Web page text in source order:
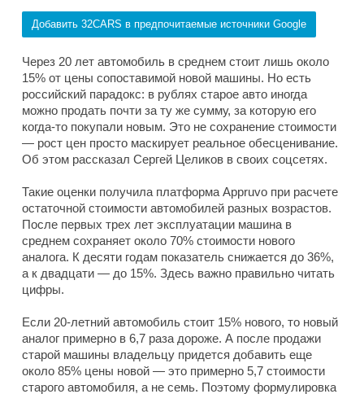
Добавить 32CARS в предпочитаемые источники Google
Через 20 лет автомобиль в среднем стоит лишь около
15% от цены сопоставимой новой машины. Но есть
российский парадокс: в рублях старое авто иногда
можно продать почти за ту же сумму, за которую его
когда-то покупали новым. Это не сохранение стоимости
— рост цен просто маскирует реальное обесценивание.
Об этом рассказал Сергей Целиков в своих соцсетях.
Такие оценки получила платформа Appruvo при расчете
остаточной стоимости автомобилей разных возрастов.
После первых трех лет эксплуатации машина в
среднем сохраняет около 70% стоимости нового
аналога. К десяти годам показатель снижается до 36%,
а к двадцати — до 15%. Здесь важно правильно читать
цифры.
Если 20-летний автомобиль стоит 15% нового, то новый
аналог примерно в 6,7 раза дороже. А после продажи
старой машины владельцу придется добавить еще
около 85% цены новой — это примерно 5,7 стоимости
старого автомобиля, а не семь. Поэтому формулировка